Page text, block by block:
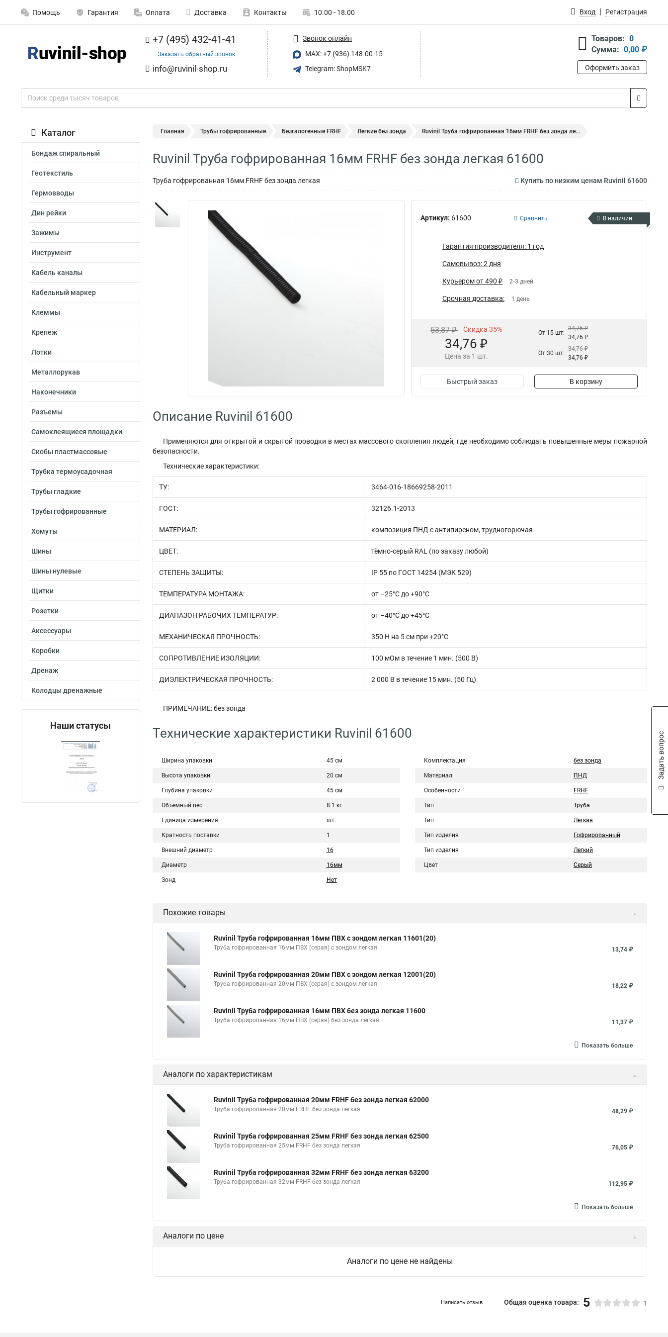
Помощь Гарантия Оплата Доставка Контакты 10.00 - 18.00 Вход Регистрация
+7 (495) 432-41-41
Заказать обратный звонок
info@ruvinil-shop.ru
Звонок онлайн
MAX: +7 (936) 148-00-15
Telegram: ShopMSK7
Товаров: 0
Сумма: 0,00 ₽
Оформить заказ
Каталог
Бондаж спиральный
Геотекстиль
Гермовводы
Дин рейки
Зажимы
Инструмент
Кабель каналы
Кабельный маркер
Клеммы
Крепеж
Лотки
Металлорукав
Наконечники
Разъемы
Самоклеящиеся площадки
Скобы пластмассовые
Трубка термоусадочная
Трубы гладкие
Трубы гофрированные
Хомуты
Шины
Шины нулевые
Щитки
Розетки
Аксессуары
Коробки
Дренаж
Колодцы дренажные
Наши статусы
Главная Трубы гофрированные Безгалогенные FRHF Легкие без зонда Ruvinil Труба гофрированная 16мм FRHF без зонда ле...
Ruvinil Труба гофрированная 16мм FRHF без зонда легкая 61600
Труба гофрированная 16мм FRHF без зонда легкая Купить по низким ценам Ruvinil 61600
Артикул: 61600 Сравнить В наличии
Гарантия производителя: 1 год
Самовывоз: 2 дня
Курьером от 490 ₽ 2-3 дней
Срочная доставка: 1 день
53,87 ₽ Скидка 35%
34,76 ₽
Цена за 1 шт.
От 15 шт:
34,76 ₽
34,76 ₽
От 30 шт:
34,76 ₽
34,76 ₽
Быстрый заказ В корзину
Описание Ruvinil 61600
Применяются для открытой и скрытой проводки в местах массового скопления людей, где необходимо соблюдать повышенные меры пожарной
безопасности.
Технические характеристики:
ТУ: 3464-016-18669258-2011
ГОСТ: 32126.1-2013
МАТЕРИАЛ: композиция ПНД с антипиреном, трудногорючая
ЦВЕТ: тёмно-серый RAL (по заказу любой)
СТЕПЕНЬ ЗАЩИТЫ: IP 55 по ГОСТ 14254 (МЭК 529)
ТЕМПЕРАТУРА МОНТАЖА: от –25°С до +90°С
ДИАПАЗОН РАБОЧИХ ТЕМПЕРАТУР: от –40°С до +45°С
МЕХАНИЧЕСКАЯ ПРОЧНОСТЬ: 350 Н на 5 см при +20°С
СОПРОТИВЛЕНИЕ ИЗОЛЯЦИИ: 100 мОм в течение 1 мин. (500 В)
ДИЭЛЕКТРИЧЕСКАЯ ПРОЧНОСТЬ: 2 000 В в течение 15 мин. (50 Гц)
ПРИМЕЧАНИЕ: без зонда
Технические характеристики Ruvinil 61600
Ширина упаковки 45 см
Высота упаковки 20 см
Глубина упаковки 45 см
Объемный вес 8.1 кг
Единица измерения шт.
Кратность поставки 1
Внешний диаметр 16
Диаметр 16мм
Зонд Нет
Комплектация без зонда
Материал ПНД
Особенности FRHF
Тип Труба
Тип Легкая
Тип изделия Гофрированный
Тип изделия Легкий
Цвет Серый
Похожие товары
Ruvinil Труба гофрированная 16мм ПВХ с зондом легкая 11601(20)
Труба гофрированная 16мм ПВХ (серая) с зондом легкая 13,74 ₽
Ruvinil Труба гофрированная 20мм ПВХ с зондом легкая 12001(20)
Труба гофрированная 20мм ПВХ (серая) с зондом легкая 18,22 ₽
Ruvinil Труба гофрированная 16мм ПВХ без зонда легкая 11600
Труба гофрированная 16мм ПВХ (серая) без зонда легкая 11,37 ₽
Показать больше
Аналоги по характеристикам
Ruvinil Труба гофрированная 20мм FRHF без зонда легкая 62000
Труба гофрированная 20мм FRHF без зонда легкая 48,29 ₽
Ruvinil Труба гофрированная 25мм FRHF без зонда легкая 62500
Труба гофрированная 25мм FRHF без зонда легкая 76,05 ₽
Ruvinil Труба гофрированная 32мм FRHF без зонда легкая 63200
Труба гофрированная 32мм FRHF без зонда легкая 112,95 ₽
Показать больше
Аналоги по цене
Аналоги по цене не найдены
Написать отзыв Общая оценка товара: 5 1
Задать вопрос